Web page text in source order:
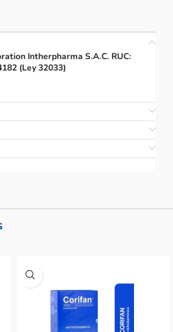
Intherpharma S.A.C. RUC:
(Ley 32033)